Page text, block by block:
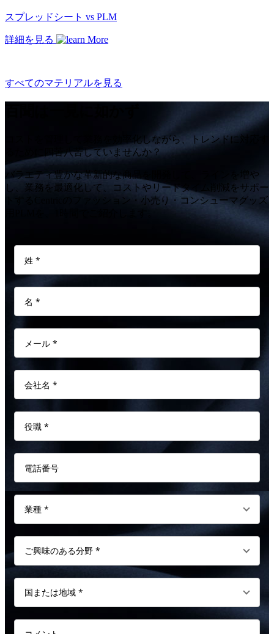
スプレッドシート vs PLM
詳細を見る
すべてのマテリアルを見る
コストを管理して業務を効率化しながら、トレンドに対応す
るために四苦八苦していませんか？
バラエティ豊かな革新的な商品を開発して、ラインを増や
し、業務を最適化して、コストやリードタイム削減をサポー
トするCentricのファッション・小売り・コンシューマグッズ